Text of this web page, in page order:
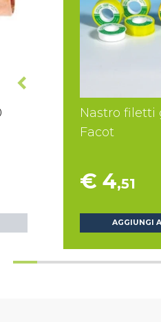
Nastro filetti
Facot
€ 4,51
AGGIUNGI